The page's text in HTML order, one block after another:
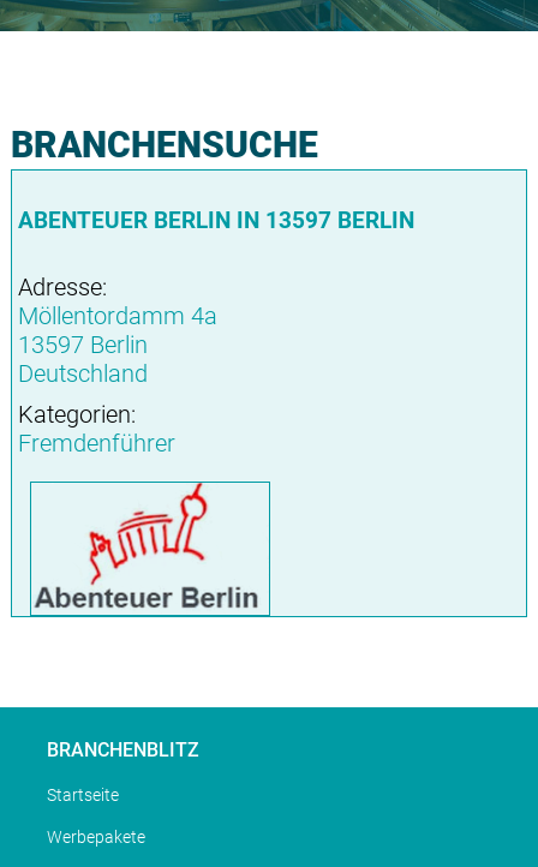
BRANCHENSUCHE
ABENTEUER BERLIN IN 13597 BERLIN
Adresse:
Möllentordamm 4a
13597 Berlin
Deutschland
Kategorien:
Fremdenführer
BRANCHENBLITZ
Startseite
Werbepakete